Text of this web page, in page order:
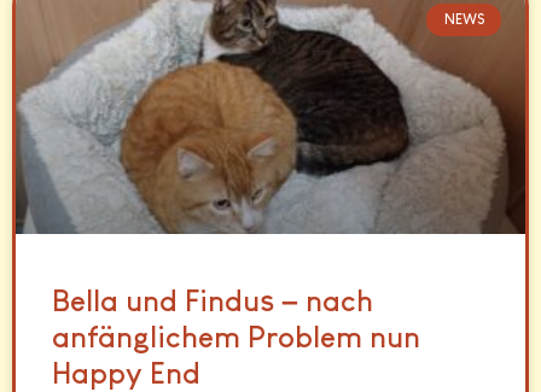
NEWS
Bella und Findus – nach
anfänglichem Problem nun
Happy End